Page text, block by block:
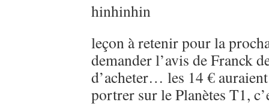
hinhinhin
leçon à retenir pour la
demander l’avis de Franck
d’acheter… les 14 €
portrer sur le Planètes T1,